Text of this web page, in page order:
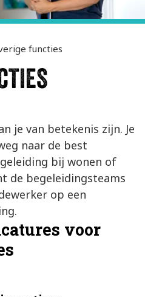
functies
je van betekenis zijn. Je
naar de best
bij wonen of
de begeleidingsteams
op een
voor